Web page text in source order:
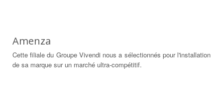
Amenza
Cette filiale du Groupe Vivendi nous a sélectionnés pour l'installation
de sa marque sur un marché ultra-compétitif.